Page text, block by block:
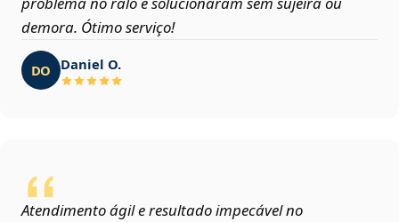
demora. Ótimo serviço!
DO Daniel O.
Atendimento ágil e resultado impecável no